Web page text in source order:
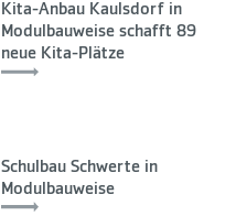
Kita-Anbau Kaulsdorf in
Modulbauweise schafft 89
neue Kita-Plätze
Schulbau Schwerte in
Modulbauweise